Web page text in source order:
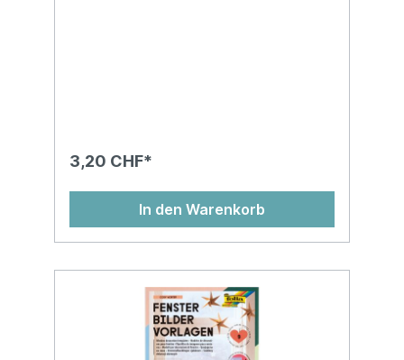
3,20 CHF*
In den Warenkorb